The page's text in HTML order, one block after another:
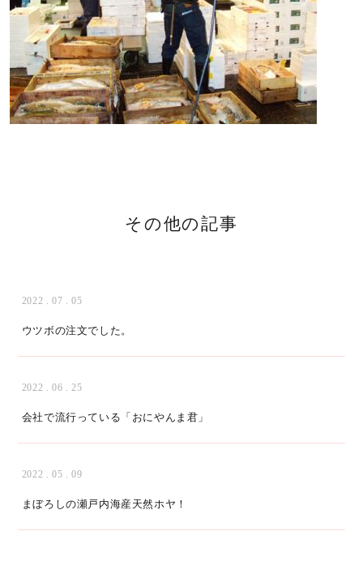
その他の記事
2022 . 07 . 05
ウツボの注文でした。
2022 . 06 . 25
会社で流行っている「おにやんま君」
2022 . 05 . 09
まぼろしの瀬戸内海産天然ホヤ！